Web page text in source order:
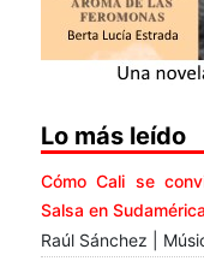
Lo más leído
Cómo Cali se
Salsa en Sudamérica
Raúl Sánchez |